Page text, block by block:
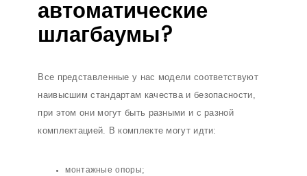
автоматические
шлагбаумы?
Все представленные у нас модели соответствуют
наивысшим стандартам качества и безопасности,
при этом они могут быть разными и с разной
комплектацией. В комплекте могут идти:
монтажные опоры;